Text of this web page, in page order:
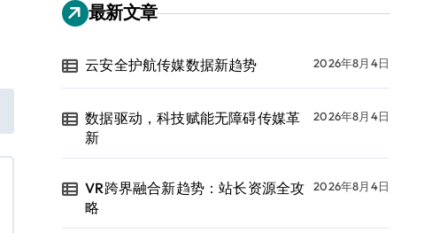
最新文章
云安全护航传媒数据新趋势 2026年8月4日
数据驱动，科技赋能无障碍传媒革
新
2026年8月4日
VR跨界融合新趋势：站长资源全攻
略
2026年8月4日